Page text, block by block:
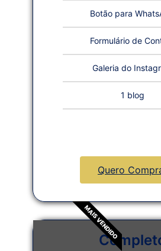
Botão para
Formulário de
Galeria do
1 blog
Quero
MAIS VENDIDO